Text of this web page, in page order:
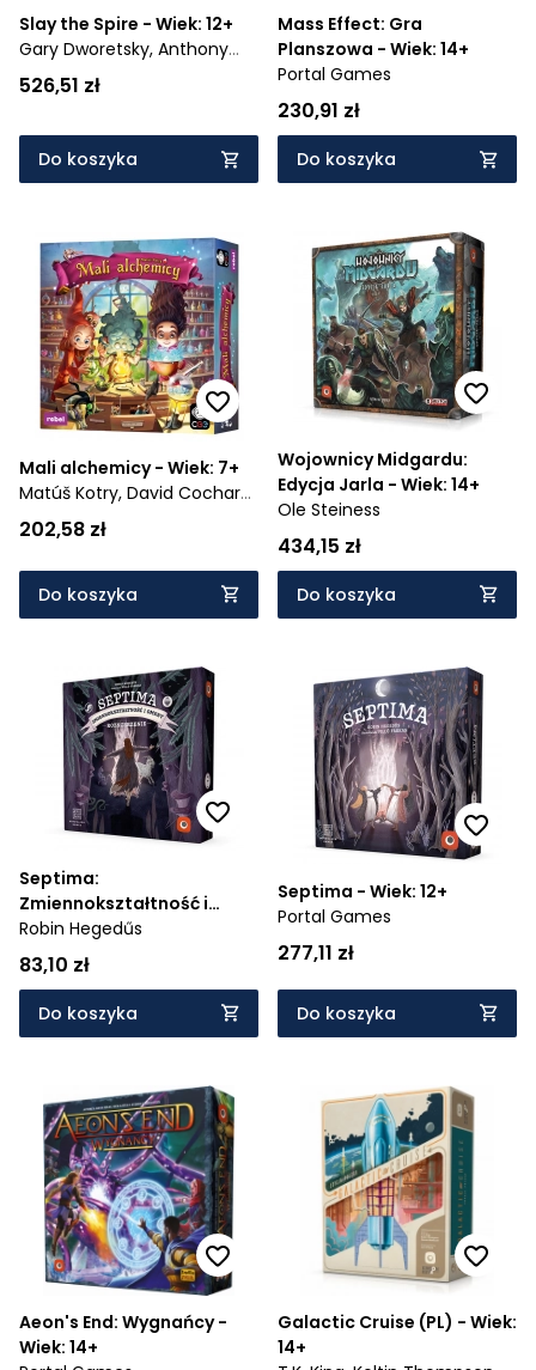
Slay the Spire - Wiek: 12+
Gary Dworetsky, Anthony
Giovannetti,
526,51 zł
Do koszyka
Mass Effect: Gra
Planszowa - Wiek: 14+
Portal Games
230,91 zł
Do koszyka
Mali alchemicy - Wiek: 7+
Matúš Kotry, David Cochard,
Štěpán Drašťák,
Jablonovský,
Sedláček
202,58 zł
Do koszyka
Wojownicy Midgardu:
Edycja Jarla - Wiek: 14+
Ole Steiness
434,15 zł
Do koszyka
Septima:
Zmiennokształtność i
Omeny (dodatek) - Wiek:
12+
Robin Hegedűs
83,10 zł
Do koszyka
Septima - Wiek: 12+
Portal Games
277,11 zł
Do koszyka
Aeon's End: Wygnańcy -
Wiek: 14+
Galactic Cruise (PL) - Wiek:
14+